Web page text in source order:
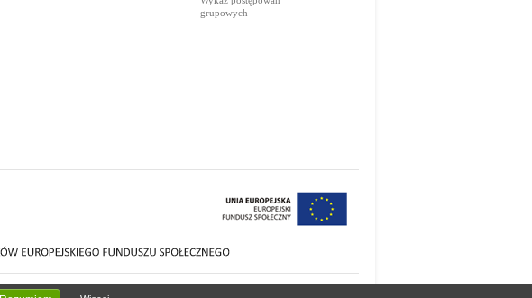
grupowych